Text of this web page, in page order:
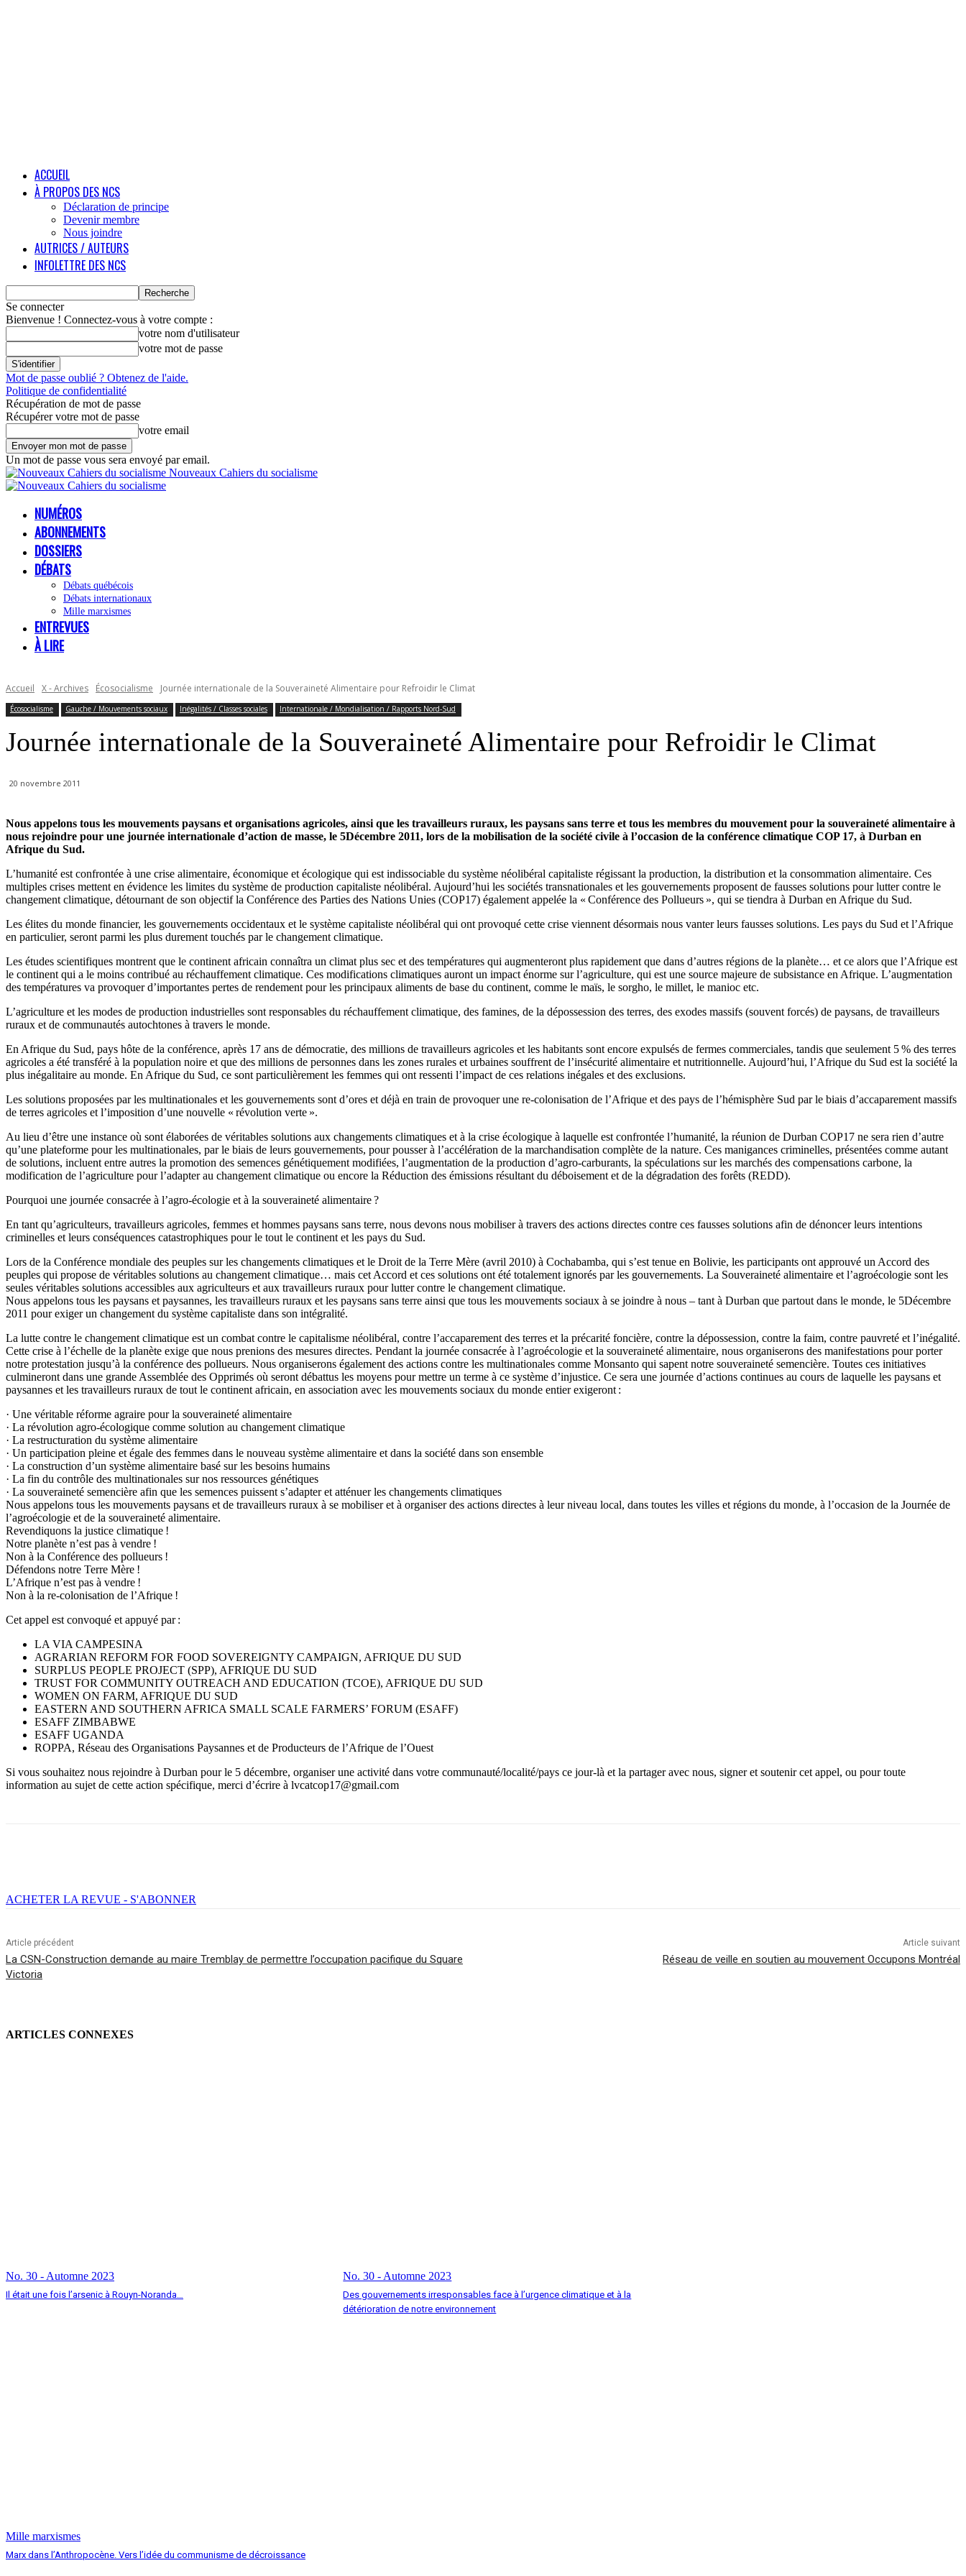
ACCUEIL
À PROPOS DES NCS
Déclaration de principe
Devenir membre
Nous joindre
AUTRICES / AUTEURS
INFOLETTRE DES NCS
Se connecter
Bienvenue ! Connectez-vous à votre compte :
votre nom d'utilisateur
votre mot de passe
Mot de passe oublié ? Obtenez de l'aide.
Politique de confidentialité
Récupération de mot de passe
Récupérer votre mot de passe
votre email
Un mot de passe vous sera envoyé par email.
Nouveaux Cahiers du socialisme
NUMÉROS
ABONNEMENTS
DOSSIERS
DÉBATS
Débats québécois
Débats internationaux
Mille marxismes
ENTREVUES
À LIRE
Accueil X - Archives Écosocialisme Journée internationale de la Souveraineté Alimentaire pour Refroidir le Climat
Écosocialisme Gauche / Mouvements sociaux Inégalités / Classes sociales Internationale / Mondialisation / Rapports Nord-Sud
Journée internationale de la Souveraineté Alimentaire pour Refroidir le Climat
20 novembre 2011
Nous appelons tous les mouvements paysans et organisations agricoles, ainsi que les travailleurs ruraux, les paysans sans terre et tous les membres du mouvement pour la souveraineté alimentaire à
nous rejoindre pour une journée internationale d’action de masse, le 5Décembre 2011, lors de la mobilisation de la société civile à l’occasion de la conférence climatique COP 17, à Durban en
Afrique du Sud.
L’humanité est confrontée à une crise alimentaire, économique et écologique qui est indissociable du système néolibéral capitaliste régissant la production, la distribution et la consommation alimentaire. Ces
multiples crises mettent en évidence les limites du système de production capitaliste néolibéral. Aujourd’hui les sociétés transnationales et les gouvernements proposent de fausses solutions pour lutter contre le
changement climatique, détournant de son objectif la Conférence des Parties des Nations Unies (COP17) également appelée la « Conférence des Pollueurs », qui se tiendra à Durban en Afrique du Sud.
Les élites du monde financier, les gouvernements occidentaux et le système capitaliste néolibéral qui ont provoqué cette crise viennent désormais nous vanter leurs fausses solutions. Les pays du Sud et l’Afrique
en particulier, seront parmi les plus durement touchés par le changement climatique.
Les études scientifiques montrent que le continent africain connaîtra un climat plus sec et des températures qui augmenteront plus rapidement que dans d’autres régions de la planète… et ce alors que l’Afrique est
le continent qui a le moins contribué au réchauffement climatique. Ces modifications climatiques auront un impact énorme sur l’agriculture, qui est une source majeure de subsistance en Afrique. L’augmentation
des températures va provoquer d’importantes pertes de rendement pour les principaux aliments de base du continent, comme le maïs, le sorgho, le millet, le manioc etc.
L’agriculture et les modes de production industrielles sont responsables du réchauffement climatique, des famines, de la dépossession des terres, des exodes massifs (souvent forcés) de paysans, de travailleurs
ruraux et de communautés autochtones à travers le monde.
En Afrique du Sud, pays hôte de la conférence, après 17 ans de démocratie, des millions de travailleurs agricoles et les habitants sont encore expulsés de fermes commerciales, tandis que seulement 5 % des terres
agricoles a été transféré à la population noire et que des millions de personnes dans les zones rurales et urbaines souffrent de l’insécurité alimentaire et nutritionnelle. Aujourd’hui, l’Afrique du Sud est la société la
plus inégalitaire au monde. En Afrique du Sud, ce sont particulièrement les femmes qui ont ressenti l’impact de ces relations inégales et des exclusions.
Les solutions proposées par les multinationales et les gouvernements sont d’ores et déjà en train de provoquer une re-colonisation de l’Afrique et des pays de l’hémisphère Sud par le biais d’accaparement massifs
de terres agricoles et l’imposition d’une nouvelle « révolution verte ».
Au lieu d’être une instance où sont élaborées de véritables solutions aux changements climatiques et à la crise écologique à laquelle est confrontée l’humanité, la réunion de Durban COP17 ne sera rien d’autre
qu’une plateforme pour les multinationales, par le biais de leurs gouvernements, pour pousser à l’accélération de la marchandisation complète de la nature. Ces manigances criminelles, présentées comme autant
de solutions, incluent entre autres la promotion des semences génétiquement modifiées, l’augmentation de la production d’agro-carburants, la spéculations sur les marchés des compensations carbone, la
modification de l’agriculture pour l’adapter au changement climatique ou encore la Réduction des émissions résultant du déboisement et de la dégradation des forêts (REDD).
Pourquoi une journée consacrée à l’agro-écologie et à la souveraineté alimentaire ?
En tant qu’agriculteurs, travailleurs agricoles, femmes et hommes paysans sans terre, nous devons nous mobiliser à travers des actions directes contre ces fausses solutions afin de dénoncer leurs intentions
criminelles et leurs conséquences catastrophiques pour le tout le continent et les pays du Sud.
Lors de la Conférence mondiale des peuples sur les changements climatiques et le Droit de la Terre Mère (avril 2010) à Cochabamba, qui s’est tenue en Bolivie, les participants ont approuvé un Accord des
peuples qui propose de véritables solutions au changement climatique… mais cet Accord et ces solutions ont été totalement ignorés par les gouvernements. La Souveraineté alimentaire et l’agroécologie sont les
seules véritables solutions accessibles aux agriculteurs et aux travailleurs ruraux pour lutter contre le changement climatique.
Nous appelons tous les paysans et paysannes, les travailleurs ruraux et les paysans sans terre ainsi que tous les mouvements sociaux à se joindre à nous – tant à Durban que partout dans le monde, le 5Décembre
2011 pour exiger un changement du système capitaliste dans son intégralité.
La lutte contre le changement climatique est un combat contre le capitalisme néolibéral, contre l’accaparement des terres et la précarité foncière, contre la dépossession, contre la faim, contre pauvreté et l’inégalité.
Cette crise à l’échelle de la planète exige que nous prenions des mesures directes. Pendant la journée consacrée à l’agroécologie et la souveraineté alimentaire, nous organiserons des manifestations pour porter
notre protestation jusqu’à la conférence des pollueurs. Nous organiserons également des actions contre les multinationales comme Monsanto qui sapent notre souveraineté semencière. Toutes ces initiatives
culmineront dans une grande Assemblée des Opprimés où seront débattus les moyens pour mettre un terme à ce système d’injustice. Ce sera une journée d’actions continues au cours de laquelle les paysans et
paysannes et les travailleurs ruraux de tout le continent africain, en association avec les mouvements sociaux du monde entier exigeront :
· Une véritable réforme agraire pour la souveraineté alimentaire
· La révolution agro-écologique comme solution au changement climatique
· La restructuration du système alimentaire
· Un participation pleine et égale des femmes dans le nouveau système alimentaire et dans la société dans son ensemble
· La construction d’un système alimentaire basé sur les besoins humains
· La fin du contrôle des multinationales sur nos ressources génétiques
· La souveraineté semencière afin que les semences puissent s’adapter et atténuer les changements climatiques
Nous appelons tous les mouvements paysans et de travailleurs ruraux à se mobiliser et à organiser des actions directes à leur niveau local, dans toutes les villes et régions du monde, à l’occasion de la Journée de
l’agroécologie et de la souveraineté alimentaire.
Revendiquons la justice climatique !
Notre planète n’est pas à vendre !
Non à la Conférence des pollueurs !
Défendons notre Terre Mère !
L’Afrique n’est pas à vendre !
Non à la re-colonisation de l’Afrique !
Cet appel est convoqué et appuyé par :
LA VIA CAMPESINA
AGRARIAN REFORM FOR FOOD SOVEREIGNTY CAMPAIGN, AFRIQUE DU SUD
SURPLUS PEOPLE PROJECT (SPP), AFRIQUE DU SUD
TRUST FOR COMMUNITY OUTREACH AND EDUCATION (TCOE), AFRIQUE DU SUD
WOMEN ON FARM, AFRIQUE DU SUD
EASTERN AND SOUTHERN AFRICA SMALL SCALE FARMERS’ FORUM (ESAFF)
ESAFF ZIMBABWE
ESAFF UGANDA
ROPPA, Réseau des Organisations Paysannes et de Producteurs de l’Afrique de l’Ouest
Si vous souhaitez nous rejoindre à Durban pour le 5 décembre, organiser une activité dans votre communauté/localité/pays ce jour-là et la partager avec nous, signer et soutenir cet appel, ou pour toute
information au sujet de cette action spécifique, merci d’écrire à lvcatcop17@gmail.com
ACHETER LA REVUE - S'ABONNER
Article précédent
La CSN-Construction demande au maire Tremblay de permettre l’occupation pacifique du Square
Victoria
Article suivant
Réseau de veille en soutien au mouvement Occupons Montréal
ARTICLES CONNEXES
No. 30 - Automne 2023
Il était une fois l’arsenic à Rouyn-Noranda…
No. 30 - Automne 2023
Des gouvernements irresponsables face à l’urgence climatique et à la
détérioration de notre environnement
Mille marxismes
Marx dans l’Anthropocène. Vers l’idée du communisme de décroissance